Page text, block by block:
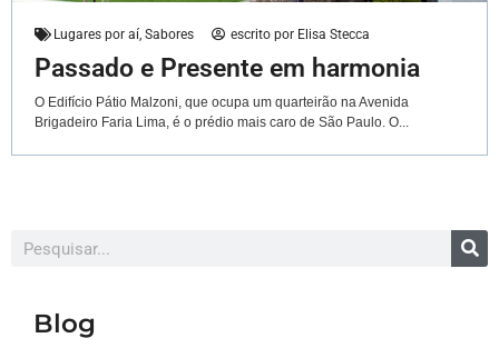
Lugares por aí Sabores escrito por Elisa Stecca
Passado e Presente em harmonia
O Edifício Pátio Malzoni, que ocupa um quarteirão na Avenida
Brigadeiro Faria Lima, é o prédio mais caro de São Paulo. O...
Blog